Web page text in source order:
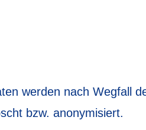
werden nach Wegfall
bzw. anonymisiert.